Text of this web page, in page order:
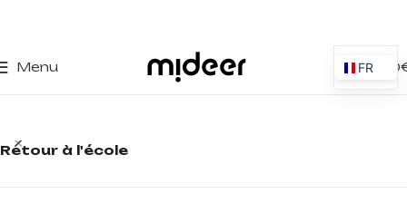
Menu 0,00
Retour à l'école
FR
ES